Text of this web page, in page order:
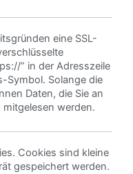
eine SSL-
” in der Adresszeile
Symbol. Solange die
Daten, die Sie an
werden.
Cookies sind kleine
gespeichert werden.